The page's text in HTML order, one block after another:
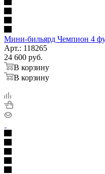
Мини-бильярд Чемпион 4
Арт.: 118265
24 600 руб.
В корзину
В корзину